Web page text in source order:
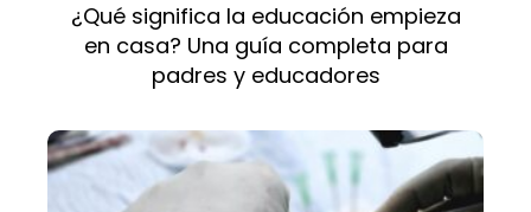
¿Qué significa la educación empieza
en casa? Una guía completa para
padres y educadores